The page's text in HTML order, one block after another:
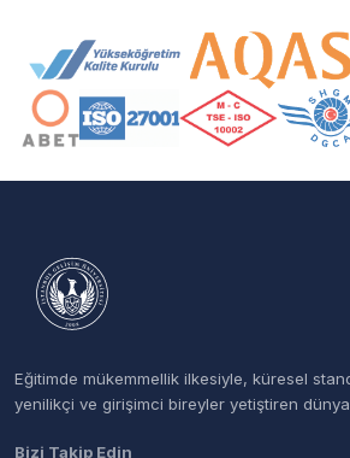
Akreditasyon ve Üyelik
Eğitimde mükemmellik ilkesiyle, küresel
yenilikçi ve girişimci bireyler yetiştiren
Bizi Takip Edin